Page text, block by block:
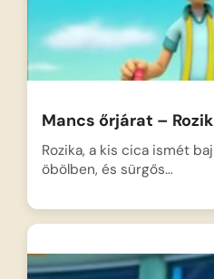
Mancs őrjárat –
Rozika, a kis cica ismét
öbölben, és sürgős…